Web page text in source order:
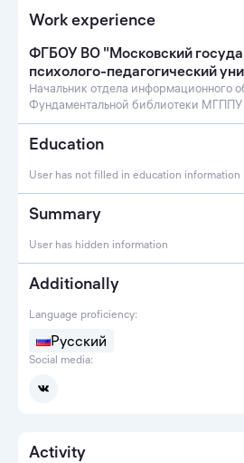
Work experience
ФГБОУ ВО "Московский
психолого-педагогический
Начальник отдела информационного
Фундаментальной библиотеки МГППУ
Education
User has not filled in education information
Summary
User has hidden information
Additionally
Language proficiency:
Русский
Social media:
Activity